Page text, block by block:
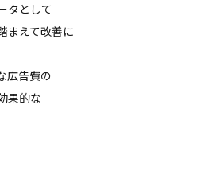
タと​して​
まえて​改善に​
広告費の​
果的な​